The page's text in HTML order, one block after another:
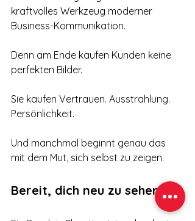
kraftvolles Werkzeug moderner
Business-Kommunikation.
Denn am Ende kaufen Kunden keine
perfekten Bilder.
Sie kaufen Vertrauen. Ausstrahlung.
Persönlichkeit.
Und manchmal beginnt genau das
mit dem Mut, sich selbst zu zeigen.
Bereit, dich neu zu sehen?